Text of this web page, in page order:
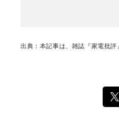
く製品の本
出典：本記事は、雑誌『家電批